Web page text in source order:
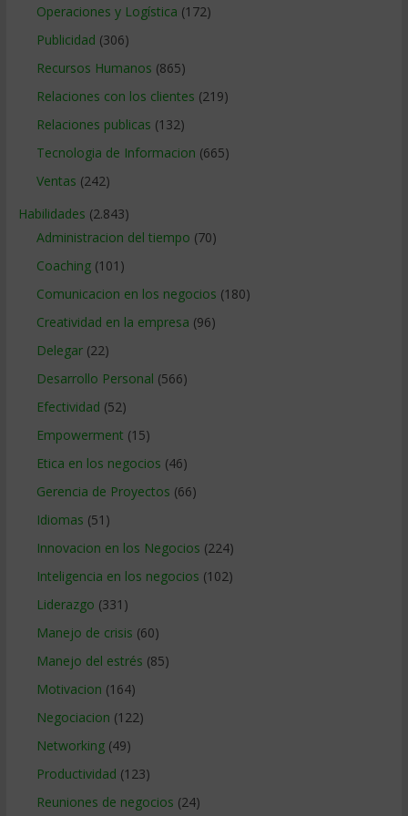
Operaciones y Logística (172)
Publicidad (306)
Recursos Humanos (865)
Relaciones con los clientes (219)
Relaciones publicas (132)
Tecnologia de Informacion (665)
Ventas (242)
Habilidades (2.843)
Administracion del tiempo (70)
Coaching(101)
Comunicacion en los negocios (180)
Creatividad en la empresa (96)
Delegar(22)
Desarrollo Personal (566)
Efectividad (52)
Empowerment (15)
Etica en los negocios (46)
Gerencia de Proyectos (66)
Idiomas (51)
Innovacion en los Negocios (224)
Inteligencia en los negocios (102)
Liderazgo (331)
Manejo de crisis (60)
Manejo del estrés (85)
Motivacion (164)
Negociacion (122)
Networking(49)
Productividad (123)
Reuniones de negocios (24)